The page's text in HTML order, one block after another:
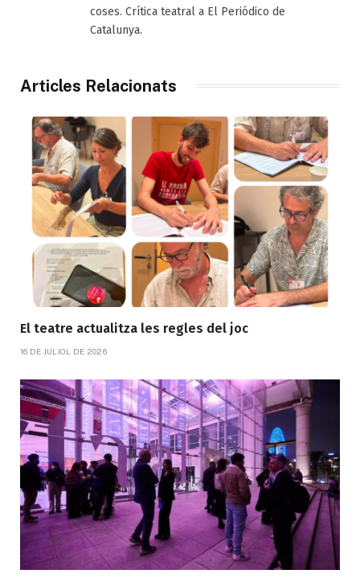
coses. Crítica teatral a El Periódico de
Catalunya.
Articles Relacionats
El teatre actualitza les regles del joc
16 DE JULIOL DE 2026